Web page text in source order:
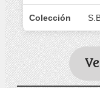
Colección